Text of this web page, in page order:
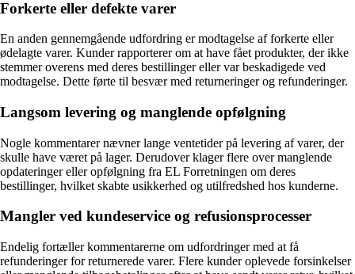
Forkerte eller defekte varer
En anden gennemgående udfordring er modtagelse af forkerte eller
ødelagte varer. Kunder rapporterer om at have fået produkter, der ikke
stemmer overens med deres bestillinger eller var beskadigede ved
modtagelse. Dette førte til besvær med returneringer og refunderinger.
Langsom levering og manglende opfølgning
Nogle kommentarer nævner lange ventetider på levering af varer, der
skulle have været på lager. Derudover klager flere over manglende
opdateringer eller opfølgning fra EL Forretningen om deres
bestillinger, hvilket skabte usikkerhed og utilfredshed hos kunderne.
Mangler ved kundeservice og refusionsprocesser
Endelig fortæller kommentarerne om udfordringer med at få
refunderinger for returnerede varer. Flere kunder oplevede forsinkelser